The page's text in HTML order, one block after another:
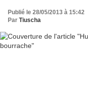
Publié le 28/05/2013 à 15:42
Par Tiuscha